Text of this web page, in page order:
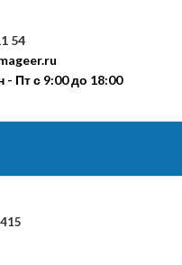
54
Пт с 9:00 до 18:00